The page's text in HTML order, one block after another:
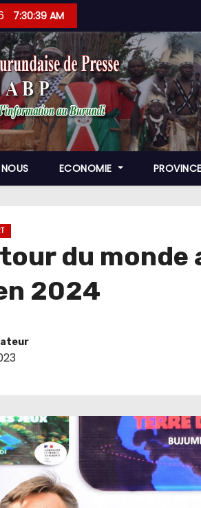
7:30:41 AM
ECONOMIE
du
2024